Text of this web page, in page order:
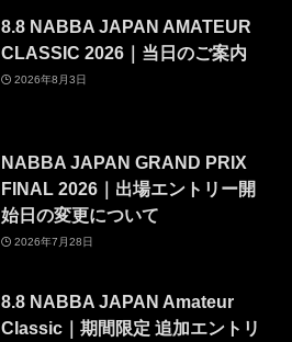
8.8 NABBA JAPAN AMATEUR
CLASSIC 2026｜当日のご案内
2026年8月3日
NABBA JAPAN GRAND PRIX
FINAL 2026｜出場エントリー開
始日の変更について
2026年7月28日
8.8 NABBA JAPAN Amateur
Classic｜期間限定 追加エントリ